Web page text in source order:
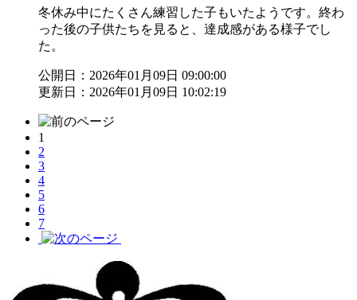
冬休み中にたくさん練習した子もいたようです。終わ
った後の子供たちを見ると、達成感がある様子でし
た。
公開日：2026年01月09日 09:00:00
更新日：2026年01月09日 10:02:19
1
2
3
4
5
6
7